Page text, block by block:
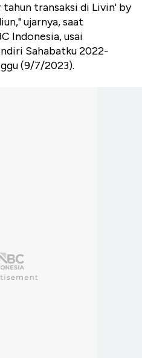
transaksi di Livin' by
ujarnya, saat
Indonesia, usai
Sahabatku 2022-
(9/7/2023).